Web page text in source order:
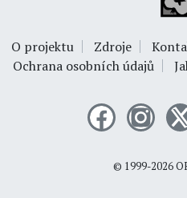
O projektu Zdroje
Ochrana osobních údajů
© 1999-2026